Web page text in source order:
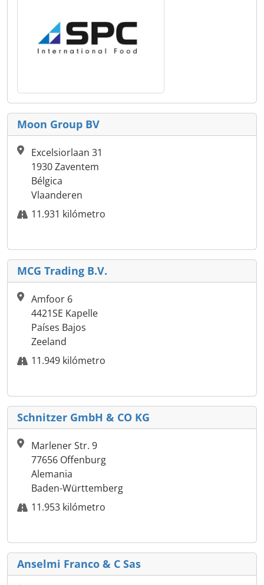
Moon Group BV
Excelsiorlaan 31
1930 Zaventem
Bélgica
Vlaanderen
11.931 kilómetro
MCG Trading B.V.
Amfoor 6
4421SE Kapelle
Países Bajos
Zeeland
11.949 kilómetro
Schnitzer GmbH & CO KG
Marlener Str. 9
77656 Offenburg
Alemania
Baden-Württemberg
11.953 kilómetro
Anselmi Franco & C Sas